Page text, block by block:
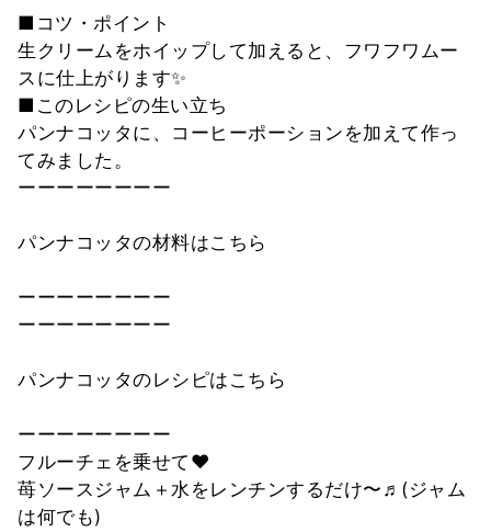
■コツ・ポイント
生クリームをホイップして加えると、フワフワムー
スに仕上がります✨
■このレシピの生い立ち
パンナコッタに、コーヒーポーションを加えて作っ
てみました。
ーーーーーーーー
パンナコッタの材料はこちら
ーーーーーーーー
ーーーーーーーー
パンナコッタのレシピはこちら
ーーーーーーーー
フルーチェを乗せて♥️
苺ソースジャム＋水をレンチンするだけ〜♬(ジャム
は何でも)